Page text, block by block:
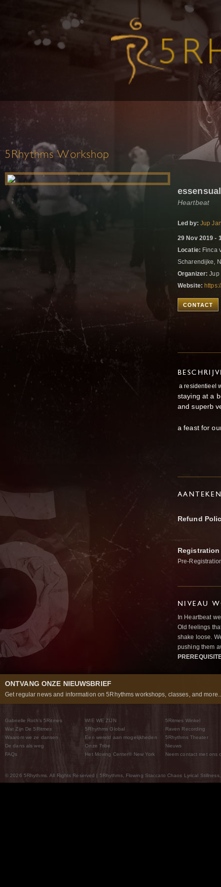
5Rhythms Workshop
Heartbeat
Led by: Jup
29 Nov 2019 -
Locatie: Finca
Scharendijke,
Organizer: Jup
Website:
CONTACT
a residentieel
staying at a
and superb
a feast for
Refund
Pre-
NIVEAU
In Heartbeat
Old feelings
shake loose.
pushing them
ONTVANG ONZE NIEUWSBRIEF
Get regular news and information on 5Rhythms workshops, classes, and
Gabrielle Roth’s 5Ritmes
Wat Zijn De 5Ritmes
Waarom we ze dansen
De dans als weg
FAQs
WIE WE ZIJN
5Rhythms Global
Een wereld aan mogelijkheden
Onze Tribe
Het Moving Center® New York
5Ritmes Winkel
Raven Recording
5Rhythms Theater
Nieuws
Neem contact met ons
© 2026 5Rhythms. All Rights Reserved | 5Rhythms, Flowing Staccato Chaos Lyrical